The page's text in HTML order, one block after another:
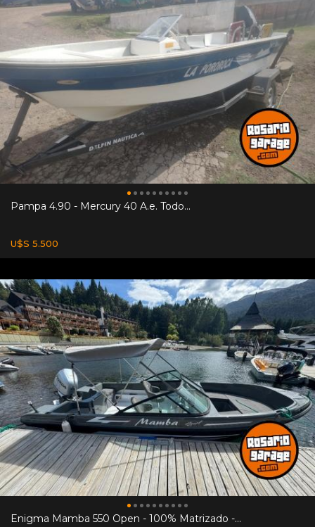
Pampa 4.90 - Mercury 40 A.e. Todo...
U$S 5.500
Enigma Mamba 550 Open - 100% Matrizado -...